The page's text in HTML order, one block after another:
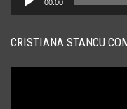
00:00
CRISTIANA STANCU